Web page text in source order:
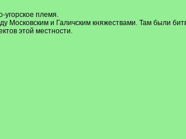
племя.
Московским и Галичским княжествами. Там были
этой местности.